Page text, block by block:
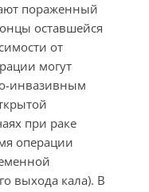
пораженный
оставшейся
от
могут
инвазивным
при раке
операции
выхода кала). В